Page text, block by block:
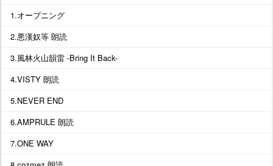
1.オープニング
2.悪漢奴等 朗読
3.風林火山韻雷 -Bring It Back-
4.VISTY 朗読
5.NEVER END
6.AMPRULE 朗読
7.ONE WAY